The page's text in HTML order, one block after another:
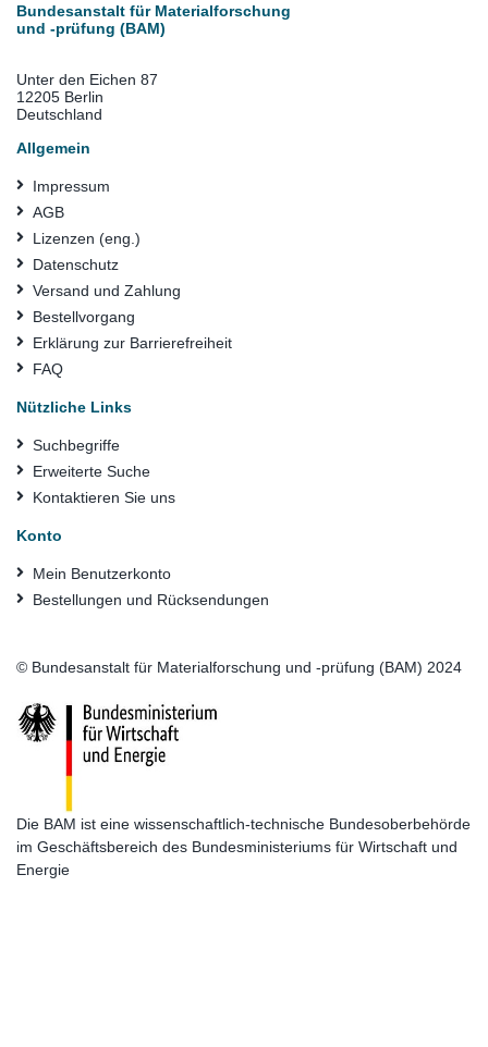
Bundesanstalt für Materialforschung
und -prüfung (BAM)
Unter den Eichen 87
12205 Berlin
Deutschland
Allgemein
Impressum
AGB
Lizenzen (eng.)
Datenschutz
Versand und Zahlung
Bestellvorgang
Erklärung zur Barrierefreiheit
FAQ
Nützliche Links
Suchbegriffe
Erweiterte Suche
Kontaktieren Sie uns
Konto
Mein Benutzerkonto
Bestellungen und Rücksendungen
© Bundesanstalt für Materialforschung und -prüfung (BAM) 2024
Die BAM ist eine wissenschaftlich-technische Bundesoberbehörde
im Geschäftsbereich des Bundesministeriums für Wirtschaft und
Energie